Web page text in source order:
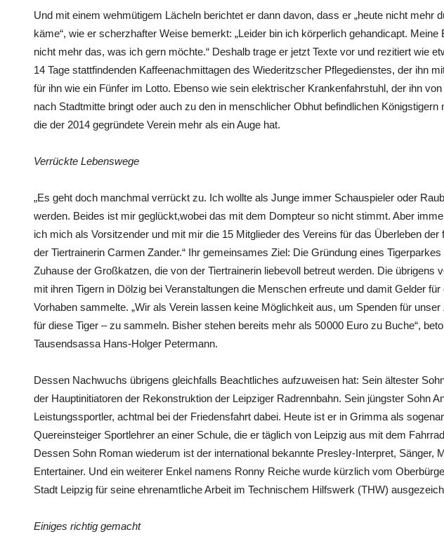
Und mit einem wehmütigem Lächeln berichtet er dann davon, dass er „heute nicht mehr
käme“, wie er scherzhafter Weise bemerkt: „Leider bin ich körperlich gehandicapt. Meine
nicht mehr das, was ich gern möchte.“ Deshalb trage er jetzt Texte vor und rezitiert wie
14 Tage stattfindenden Kaffeenachmittagen des Wiederitzscher Pflegedienstes, der ihn
für ihn wie ein Fünfer im Lotto. Ebenso wie sein elektrischer Krankenfahrstuhl, der ihn
nach Stadtmitte bringt oder auch zu den in menschlicher Obhut befindlichen Königstigern
die der 2014 gegründete Verein mehr als ein Auge hat.
Verrückte Lebenswege
„Es geht doch manchmal verrückt zu. Ich wollte als Junge immer Schauspieler oder
werden. Beides ist mir geglückt,wobei das mit dem Dompteur so nicht stimmt. Aber
ich mich als Vorsitzender und mit mir die 15 Mitglieder des Vereins für das Überleben der
der Tiertrainerin Carmen Zander.“ Ihr gemeinsames Ziel: Die Gründung eines Tigerparkes
Zuhause der Großkatzen, die von der Tiertrainerin liebevoll betreut werden. Die übrigens
mit ihren Tigern in Dölzig bei Veranstaltungen die Menschen erfreute und damit Gelder
Vorhaben sammelte. „Wir als Verein lassen keine Möglichkeit aus, um Spenden für unser
für diese Tiger – zu sammeln. Bisher stehen bereits mehr als 50 000 Euro zu Buche“,
Tausendsassa Hans-Holger Petermann.
Dessen Nachwuchs übrigens gleichfalls Beachtliches aufzuweisen hat: Sein ältester
der Hauptinitiatoren der Rekonstruktion der Leipziger Radrennbahn. Sein jüngster Sohn
Leistungssportler, achtmal bei der Friedensfahrt dabei. Heute ist er in Grimma als
Quereinsteiger Sportlehrer an einer Schule, die er täglich von Leipzig aus mit dem
Dessen Sohn Roman wiederum ist der international bekannte Presley-Interpret, Sänger,
Entertainer. Und ein weiterer Enkel namens Ronny Reiche wurde kürzlich vom
Stadt Leipzig für seine ehrenamtliche Arbeit im Technischem Hilfswerk (THW)
Einiges richtig gemacht